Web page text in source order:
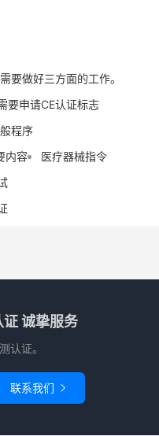
要做好三方面的工作。
要申请CE认证标志
程序
内容
医疗器械指令
证 诚挚服务
认证。
联系我们 